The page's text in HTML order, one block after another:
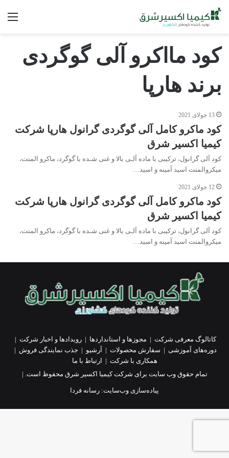
کود مااکرو آلی گوگردی
برند هارپا
13 جولای 2021
کود ماکرو کامل آلی گوگردی گرانول هارپا شرکت
کیمیا اکسیر شرق
کود آلی گرانول، ترکیبی با ماده آلـی بالا و غنی شـده با گوگرد، ماکرو المنت،
میکروالمنت اسید آمینه و اسید…
12 جولای 2021
کود ماکرو کامل آلی گوگردی گرانول هارپا شرکت
کیمیا اکسیر شرق
کود آلی گرانول، ترکیبی با ماده آلـی بالا و غنی شـده با گوگرد، ماکرو المنت،
میکروالمنت اسید آمینه و اسید…
کاتالوگ معرفی شرکت | مجوزها و استانداردها |رویدادها و اخبار شرکت |
دوره‌های آموزشی | سفارش محصولات | آرشیو | جذب نمایندگی فروش |
همکاری با شرکت |
ارتباط با ما
تمام حقوق وب سایت برای شرکت کیمیا اکسیر شرق محفوظ است. |
پیاده‌سازی وب‌سایت: رسانه فردا